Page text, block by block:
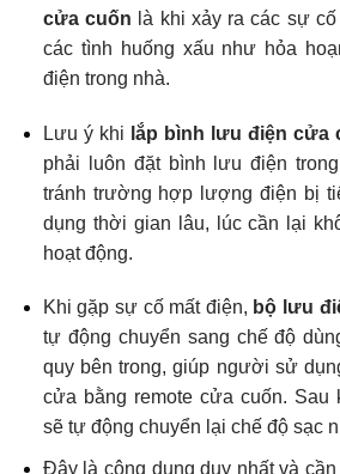
cửa cuốn là khi xảy ra các sự
các tình huống xấu như hỏa
điện trong nhà.
Lưu ý khi lắp bình lưu điện cửa
phải luôn đặt bình lưu điện
tránh trường hợp lượng điện bị
dụng thời gian lâu, lúc cần lại
hoạt động.
Khi gặp sự cố mất điện, bộ lưu
tự động chuyển sang chế độ
quy bên trong, giúp người sử
cửa bằng remote cửa cuốn. Sau
sẽ tự động chuyển lại chế độ sạc
Đây là công dụng duy nhất và